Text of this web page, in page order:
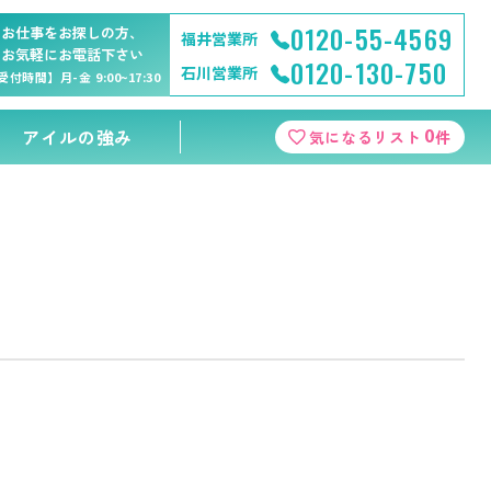
お仕事をお探しの方、
お気軽にお電話下さい
付時間】月-金 9:00~17:30
福井営業所 0120-55-4569
石川営業所 0120-130-750
アイルの強み 気になるリスト 0件